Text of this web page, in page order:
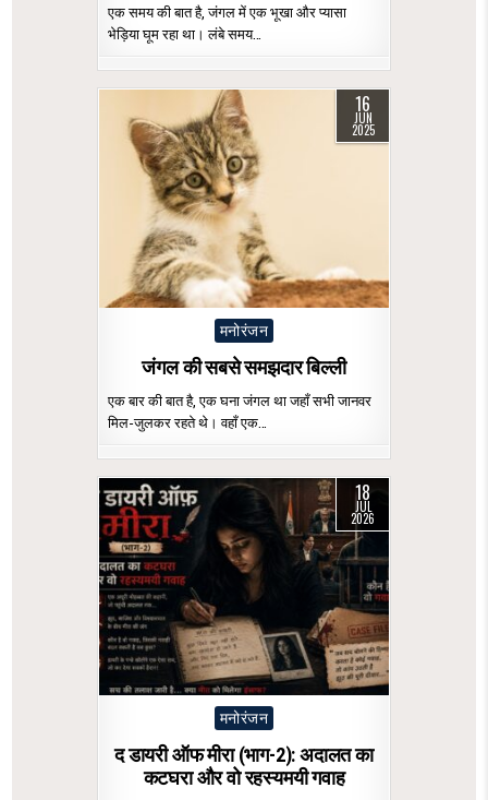
एक समय की बात है, जंगल में एक भूखा और प्यासा
भेड़िया घूम रहा था। लंबे समय…
16
JUN
2025
Posted
मनोरंजन
जंगल की सबसे समझदार बिल्ली
एक बार की बात है, एक घना जंगल था जहाँ सभी जानवर
मिल-जुलकर रहते थे। वहाँ एक…
18
JUL
2026
Posted
मनोरंजन
द डायरी ऑफ मीरा (भाग-2): अदालत का
कटघरा और वो रहस्यमयी गवाह